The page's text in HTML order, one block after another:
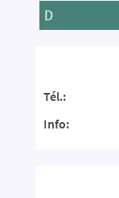
D
Tél.:
Info: